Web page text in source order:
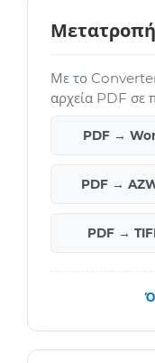
Με το
αρχεία PDF σε
PDF →
PDF →
PDF →